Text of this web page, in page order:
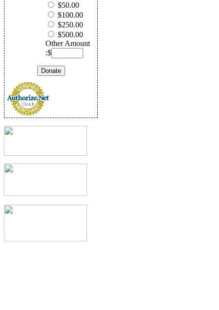
$50.00
$100.00
$250.00
$500.00
Other Amount
:$